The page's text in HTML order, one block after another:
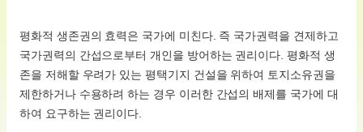
평화적 생존권의 효력은 국가에 미친다. 즉 국가권력을 견제하고
국가권력의 간섭으로부터 개인을 방어하는 권리이다. 평화적 생
존을 저해할 우려가 있는 평택기지 건설을 위하여 토지소유권을
제한하거나 수용하려 하는 경우 이러한 간섭의 배제를 국가에 대
하여 요구하는 권리이다.